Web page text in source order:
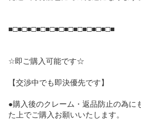
■□■□■□■□■□■□■□■□■□■□■□■
☆即ご購入可能です☆
【交渉中でも即決優先です】
●購入後のクレーム・返品防止の為に
た上でご購入お願いいたします。